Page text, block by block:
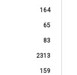
164
65
83
2313
159